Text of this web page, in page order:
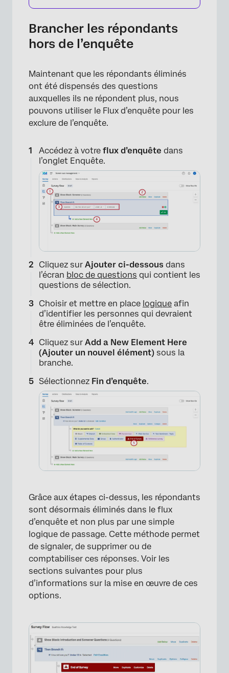
Brancher les répondants
hors de l’enquête
Maintenant que les répondants éliminés
ont été dispensés des questions
auxquelles ils ne répondent plus, nous
pouvons utiliser le Flux d’enquête pour les
exclure de l’enquête.
Accédez à votre flux d’enquête dans
l’onglet Enquête.
×
Cliquez sur Ajouter ci-dessous dans
l’écran bloc de questions qui contient les
questions de sélection.
Choisir et mettre en place logique afin
d’identifier les personnes qui devraient
être éliminées de l’enquête.
Cliquez sur Add a New Element Here
(Ajouter un nouvel élément) sous la
branche.
Sélectionnez Fin d’enquête.
Grâce aux étapes ci-dessus, les répondants
sont désormais éliminés dans le flux
d’enquête et non plus par une simple
logique de passage. Cette méthode permet
de signaler, de supprimer ou de
comptabiliser ces réponses. Voir les
sections suivantes pour plus
d’informations sur la mise en œuvre de ces
options.